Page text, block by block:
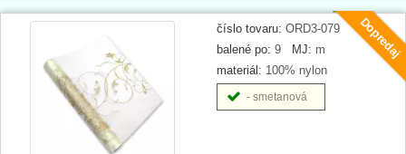
Dopredaj
číslo tovaru: ORD3-079
balené po: 9 MJ: m
materiál: 100% nylon
- smetanová